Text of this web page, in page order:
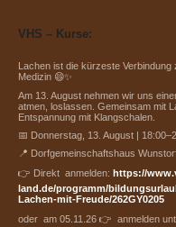
VHS – Kurse:
Lachen ist die kürzeste
Medizin 😄✨
Am 13. August nehmen wir uns
atmen, loslassen. Gemeinsam mit
Entspannung mit Klangschalen.
📅 Donnerstag, 13. August |
📍 Dorfgemeinschaftshaus
👉 Direkt anmelden: https://
land.de/programm/
Lachen-mit-Freude/262GY0205
oder am 05.11.26 👉 anmelden